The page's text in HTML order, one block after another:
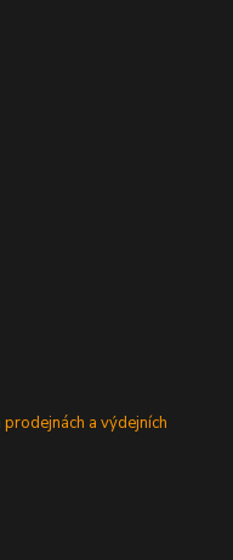
a výdejních